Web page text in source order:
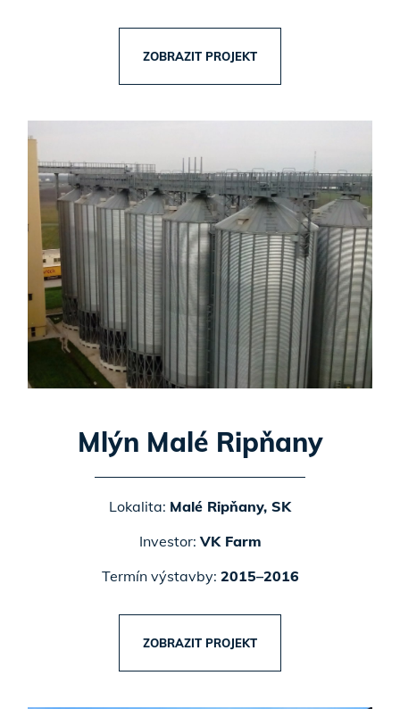
ZOBRAZIT PROJEKT
Mlýn Malé Ripňany
Lokalita: Malé Ripňany, SK
Investor: VK Farm
Termín výstavby: 2015–2016
ZOBRAZIT PROJEKT